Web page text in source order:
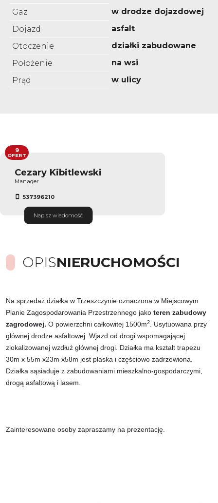
Gaz
w drodze dojazdowej
Dojazd
asfalt
Otoczenie
działki zabudowane
Położenie
na wsi
Prąd
w ulicy
Cezary Kibitlewski
Manager
537396210
Napisz wiadomość
9
OFERT
OPISNIERUCHOMOŚCI
Na sprzedaż działka w Trzeszczynie oznaczona w Miejscowym
Planie Zagospodarowania Przestrzennego jako teren zabudowy
zagrodowej. O powierzchni całkowitej 1500m2
. Usytuowana przy
głównej drodze asfaltowej. Wjazd od drogi wspomagającej
zlokalizowanej wzdłuż głównej drogi. Działka ma kształt trapezu
30m x 55m x23m x58m jest płaska i częściowo zadrzewiona.
Działka sąsiaduje z zabudowaniami mieszkalno-gospodarczymi,
drogą asfaltową i lasem.
Zainteresowane osoby zapraszamy na prezentację.